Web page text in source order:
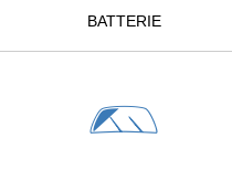
BATTERIE